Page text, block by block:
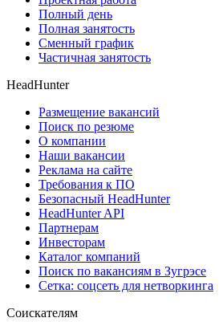
Полный день
Полная занятость
Сменный график
Частичная занятость
HeadHunter
Размещение вакансий
Поиск по резюме
О компании
Наши вакансии
Реклама на сайте
Требования к ПО
Безопасный HeadHunter
HeadHunter API
Партнерам
Инвесторам
Каталог компаний
Поиск по вакансиям в Зугрэсе
Сетка: соцсеть для нетворкинга
Соискателям